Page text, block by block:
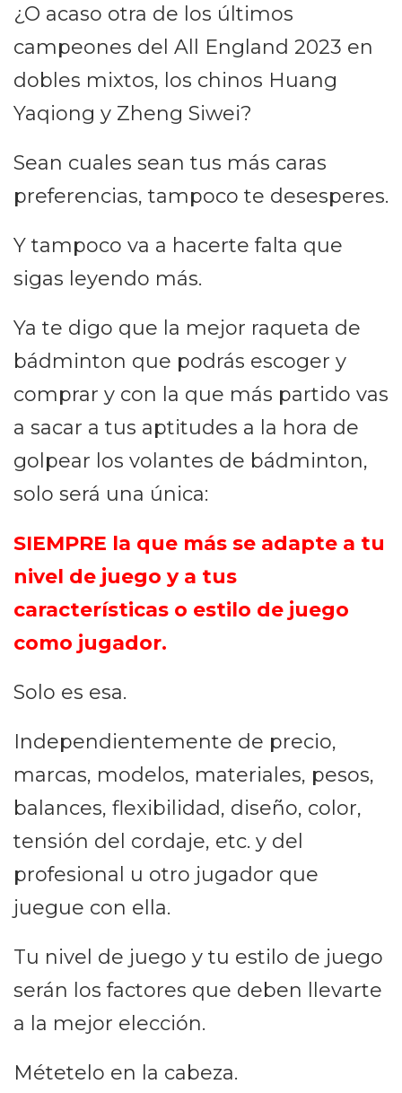
¿O acaso otra de los últimos
campeones del All England 2023 en
dobles mixtos, los chinos Huang
Yaqiong y Zheng Siwei?
Sean cuales sean tus más caras
preferencias, tampoco te desesperes.
Y tampoco va a hacerte falta que
sigas leyendo más.
Ya te digo que la mejor raqueta de
bádminton que podrás escoger y
comprar y con la que más partido vas
a sacar a tus aptitudes a la hora de
golpear los volantes de bádminton,
solo será una única:
SIEMPRE la que más se adapte a tu
nivel de juego y a tus
características o estilo de juego
como jugador.
Solo es esa.
Independientemente de precio,
marcas, modelos, materiales, pesos,
balances, flexibilidad, diseño, color,
tensión del cordaje, etc. y del
profesional u otro jugador que
juegue con ella.
Tu nivel de juego y tu estilo de juego
serán los factores que deben llevarte
a la mejor elección.
Métetelo en la cabeza.